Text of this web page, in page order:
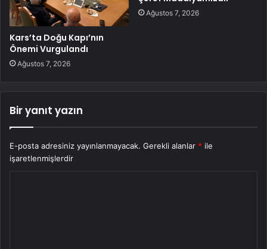
Kars’ta Doğu Kapı’nın
Önemi Vurgulandı
Ağustos 7, 2026
Ağustos 7, 2026
Bir yanıt yazın
E-posta adresiniz yayınlanmayacak. Gerekli alanlar * ile
işaretlenmişlerdir